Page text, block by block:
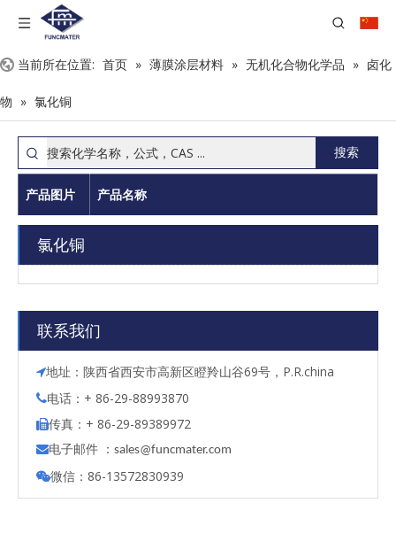
当前所在位置: 首页 » 薄膜涂层材料 » 无机化合物化学品 » 卤化
物 » 氯化铜
搜索
产品图片 产品名称
氯化铜
联系我们
地址：陕西省西安市高新区瞪羚山谷69号，P.R.china
电话：+ 86-29-88993870
传真：+ 86-29-89389972
电子邮件 ： sales@funcmater.com
微信：86-13572830939